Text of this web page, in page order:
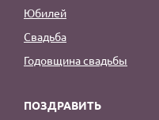
Юбилей
Свадьба
Годовщина свадьбы
ПОЗДРАВИТЬ